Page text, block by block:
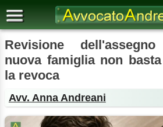
Revisione
nuova famiglia non
la revoca
Avv. Anna Andreani